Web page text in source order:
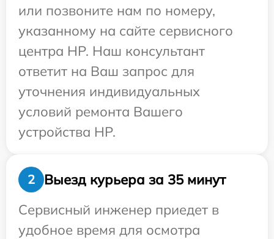
или позвоните нам по номеру,
указанному на сайте сервисного
центра HP. Наш консультант
ответит на Ваш запрос для
уточнения индивидуальных
условий ремонта Вашего
устройства HP.
2
Выезд курьера за 35 минут
Сервисный инженер приедет в
удобное время для осмотра